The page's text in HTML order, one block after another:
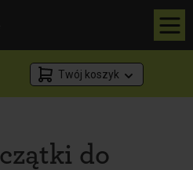
Twój koszyk
do